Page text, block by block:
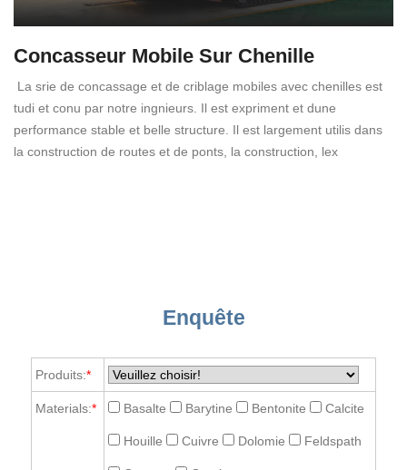
Concasseur Mobile Sur Chenille
La srie de concassage et de criblage mobiles avec chenilles est
tudi et conu par notre ingnieurs. Il est expriment et dune
performance stable et belle structure. Il est largement utilis dans
la construction de routes et de ponts, la construction, lex
Enquête
Produits:*
Materials:* Basalte Barytine Bentonite Calcite
Houille Cuivre Dolomie Feldspath